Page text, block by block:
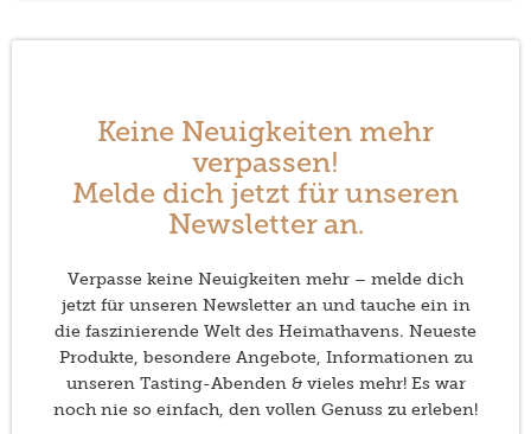
Keine Neuigkeiten mehr
verpassen!
Melde dich jetzt für unseren
Newsletter an.
Verpasse keine Neuigkeiten mehr – melde dich
jetzt für unseren Newsletter an und tauche ein in
die faszinierende Welt des Heimathavens. Neueste
Produkte, besondere Angebote, Informationen zu
unseren Tasting-Abenden & vieles mehr! Es war
noch nie so einfach, den vollen Genuss zu erleben!